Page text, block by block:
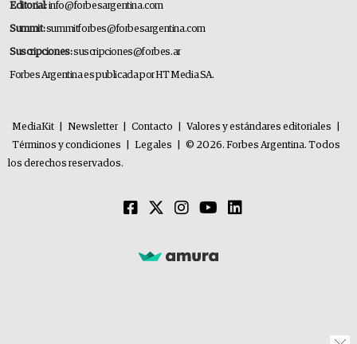
Editorial:info@forbesargentina.com
Summit:summitforbes@forbesargentina.com
Suscripciones:suscripciones@forbes.ar
Forbes Argentina es publicada por HT Media SA.
MediaKit Newsletter Contacto Valores y estándares editoriales
Términos y condiciones
Legales
© 2026. Forbes Argentina. Todos
los derechos reservados.